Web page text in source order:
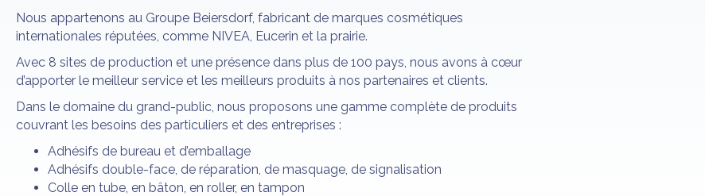
Nous appartenons au Groupe Beiersdorf, fabricant de marques cosmétiques
internationales réputées, comme NIVEA, Eucerin et la prairie.
Avec 8 sites de production et une présence dans plus de 100 pays, nous avons à cœur
d’apporter le meilleur service et les meilleurs produits à nos partenaires et clients.
Dans le domaine du grand-public, nous proposons une gamme complète de produits
couvrant les besoins des particuliers et des entreprises :
Adhésifs de bureau et d’emballage
Adhésifs double-face, de réparation, de masquage, de signalisation
Colle en tube, en bâton, en roller, en tampon